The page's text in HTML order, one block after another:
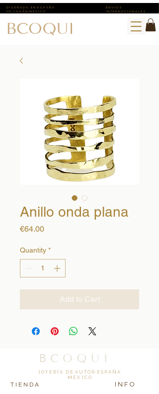
D I S E Ñ A D A E N E S P A Ñ A
H E C H A E N M E X I C O
E N V I O S ​
I N T E R N A C I O N A L E S
BCOQUI
Anillo onda plana
€64.00Price
Quantity *
Add to Cart
B C O Q U I
J O Y E R Í A D E A U T O R · E S P A Ñ A
·M E X I C O
T I E N D A I N F O